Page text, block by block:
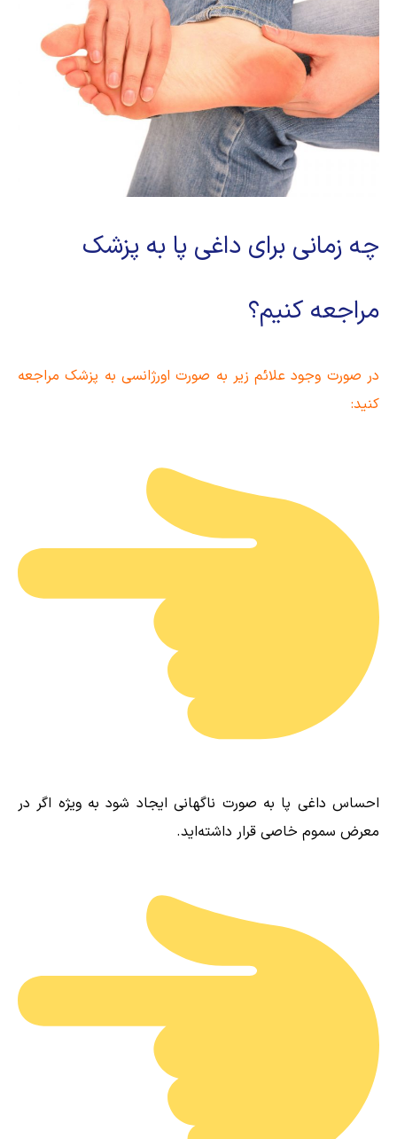
چه زمانی برای داغی پا به پزشک
مراجعه کنیم؟
در صورت وجود علائم زیر به صورت اورژانسی به پزشک مراجعه
کنید:
احساس داغی پا به صورت ناگهانی ایجاد شود به ویژه اگر در
معرض سموم خاصی قرار داشته‌اید.